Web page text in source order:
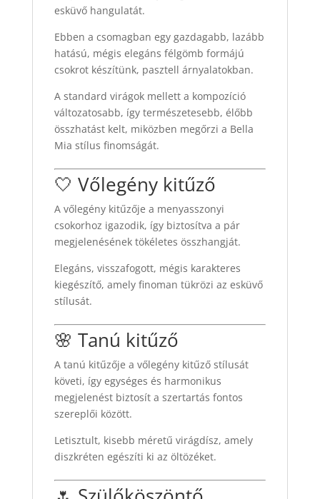
esküvő hangulatát.
Ebben a csomagban egy gazdagabb, lazább
hatású, mégis elegáns félgömb formájú
csokrot készítünk, pasztell árnyalatokban.
A standard virágok mellett a kompozíció
változatosabb, így természetesebb, élőbb
összhatást kelt, miközben megőrzi a Bella
Mia stílus finomságát.
🤍 Vőlegény kitűző
A vőlegény kitűzője a menyasszonyi
csokorhoz igazodik, így biztosítva a pár
megjelenésének tökéletes összhangját.
Elegáns, visszafogott, mégis karakteres
kiegészítő, amely finoman tükrözi az esküvő
stílusát.
🌸 Tanú kitűző
A tanú kitűzője a vőlegény kitűző stílusát
követi, így egységes és harmonikus
megjelenést biztosít a szertartás fontos
szereplői között.
Letisztult, kisebb méretű virágdísz, amely
diszkréten egészíti ki az öltözéket.